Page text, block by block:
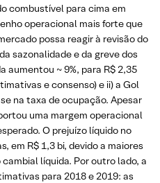
combustível para cima em
operacional mais forte que
possa reagir à revisão do
sazonalidade e da greve dos
aumentou ~ 9%, para R$ 2,35
e consenso) e ii) a Gol
na taxa de ocupação. Apesar
uma margem operacional
O prejuízo líquido no
em R$ 1,3 bi, devido a maiores
líquida. Por outro lado, a
para 2018 e 2019: as